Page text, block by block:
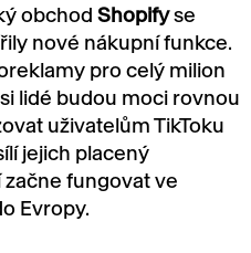
obchod Shopifyse
nové nákupní funkce.
pro celý milion
lidé budou moci rovnou
uživatelům TikToku
jejich placený
fungovat ve
Evropy.